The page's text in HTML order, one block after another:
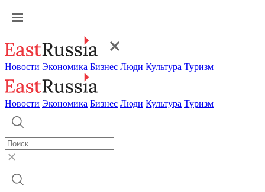
Новости Экономика Бизнес Люди Культура Туризм
Новости Экономика Бизнес Люди Культура Туризм